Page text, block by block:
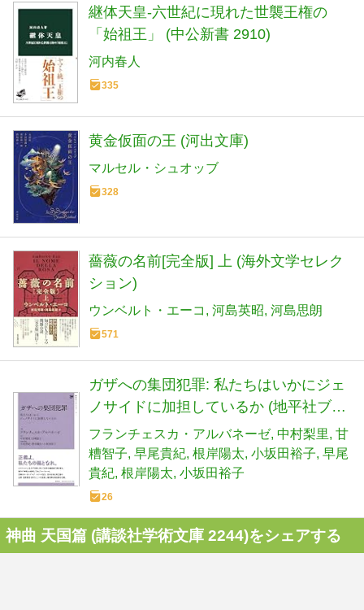
継体天皇-六世紀に現れた世襲王権の
「始祖王」 (中公新書 2910)
河内春人
335
黄金仮面の王 (河出文庫)
マルセル・シュオッブ
328
薔薇の名前[完全版] 上 (海外文学セレク
ション)
ウンベルト・エーコ 河島英昭 河島思朗
571
ガザへの集団犯罪: 私たちはいかにジェ
ノサイドに加担しているか (地平社ブッ
クレット 4)
フランチェスカ・アルバネーゼ 中村梨里 甘
糟智子 早尾貴紀 根岸陽太 小坂田裕子 早尾
貴紀 根岸陽太 小坂田裕子
26
神曲 天国篇 (講談社学術文庫 2244)をシェアする